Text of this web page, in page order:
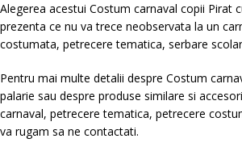
Alegerea acestui Costum carnaval copii Pirat
prezenta ce nu va trece neobservata la un
costumata, petrecere tematica, serbare
Pentru mai multe detalii despre Costum
palarie sau despre produse similare si
carnaval, petrecere tematica, petrecere
va rugam sa ne contactati.